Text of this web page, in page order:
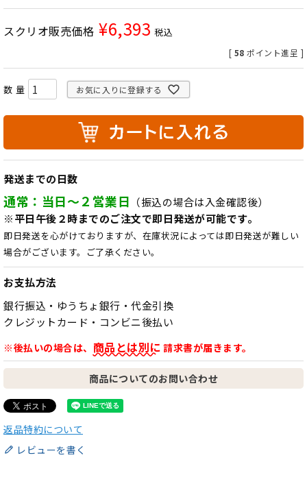
スクリオ販売価格 ¥6,393 税込
[ 58 ポイント進呈 ]
お気に入りに登録する
発送までの日数
通常：当日～２営業日 （振込の場合は入金確認後）
※平日午後２時までのご注文で即日発送が可能です。
即日発送を心がけておりますが、在庫状況によっては即日発送が難しい
場合がございます。ご了承ください。
お支払方法
銀行振込・ゆうちょ銀行・代金引換
クレジットカード・コンビニ後払い
※後払いの場合は、 商品とは別に 請求書が届きます。
商品についてのお問い合わせ
返品特約について
レビューを書く